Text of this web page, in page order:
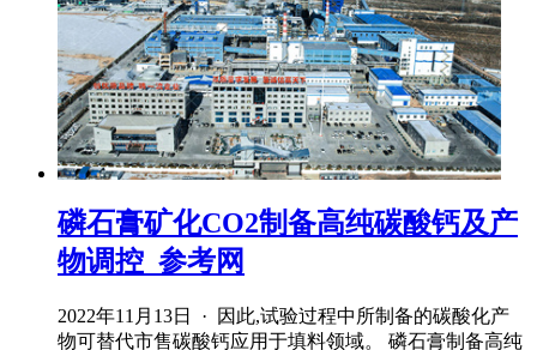
磷石膏矿化CO2制备高纯碳酸钙及产
物调控_参考网
2022年11月13日 · 因此,试验过程中所制备的碳酸化产
物可替代市售碳酸钙应用于填料领域。 磷石膏制备高纯